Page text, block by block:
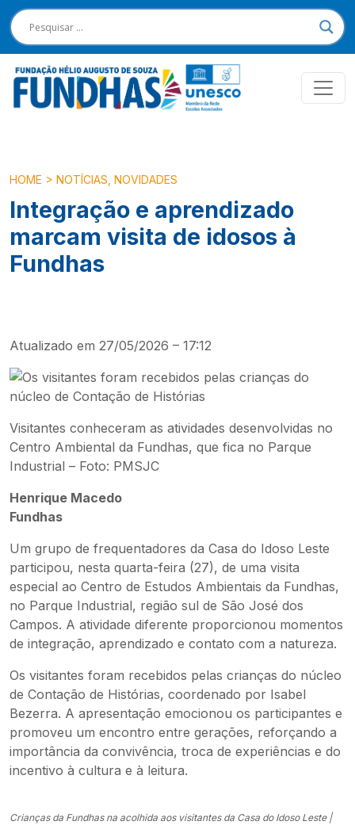
HOME > NOTÍCIAS NOVIDADES
Integração e aprendizado
marcam visita de idosos à
Fundhas
Atualizado em 27/05/2026 – 17:12
Visitantes conheceram as atividades desenvolvidas no
Centro Ambiental da Fundhas, que fica no Parque
Industrial – Foto: PMSJC
Henrique Macedo
Fundhas
Um grupo de frequentadores da Casa do Idoso Leste
participou, nesta quarta-feira (27), de uma visita
especial ao Centro de Estudos Ambientais da Fundhas,
no Parque Industrial, região sul de São José dos
Campos. A atividade diferente proporcionou momentos
de integração, aprendizado e contato com a natureza.
Os visitantes foram recebidos pelas crianças do núcleo
de Contação de Histórias, coordenado por Isabel
Bezerra. A apresentação emocionou os participantes e
promoveu um encontro entre gerações, reforçando a
importância da convivência, troca de experiências e do
incentivo à cultura e à leitura.
Crianças da Fundhas na acolhida aos visitantes da Casa do Idoso Leste |